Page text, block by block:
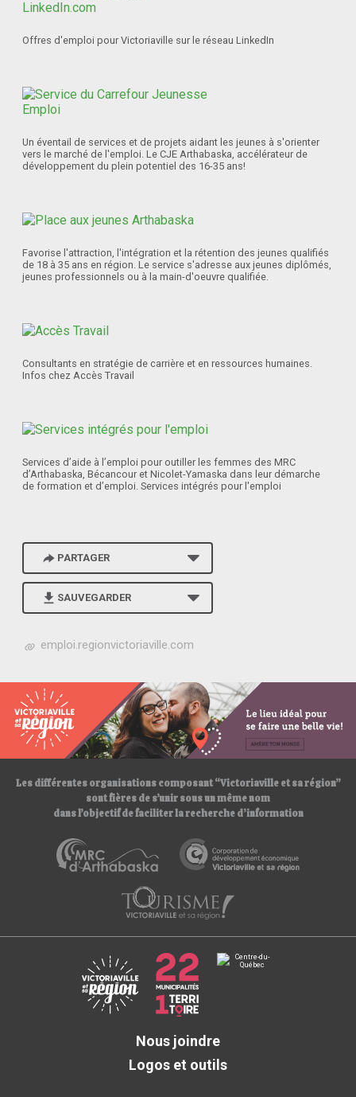
Offres d'emploi pour Victoriaville sur le réseau LinkedIn
Un éventail de services et de projets aidant les jeunes à s'orienter
vers le marché de l'emploi. Le CJE Arthabaska, accélérateur de
développement du plein potentiel des 16-35 ans!
Favorise l'attraction, l'intégration et la rétention des jeunes qualifiés
de 18 à 35 ans en région. Le service s'adresse aux jeunes diplômés,
jeunes professionnels ou à la main-d'oeuvre qualifiée.
Consultants en stratégie de carrière et en ressources humaines.
Infos chez Accès Travail
Services d’aide à l’emploi pour outiller les femmes des MRC
d’Arthabaska, Bécancour et Nicolet-Yamaska dans leur démarche
de formation et d’emploi. Services intégrés pour l'emploi
PARTAGER
SAUVEGARDER
h
p
s
:
/
/
emploi.regionvictoriaville.com
Les différentes organisations composant “Victoriaville et sa région”
sont fières de s’unir sous un même nom
dans l’objectif de faciliter la recherche d’information
Nous joindre
Logos et outils